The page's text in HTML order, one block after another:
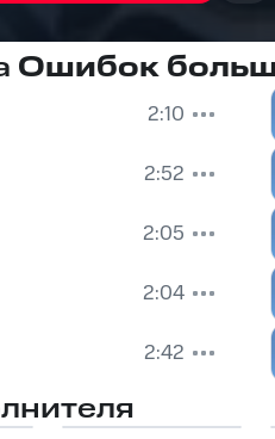
Ошибок
2:10
2:52
2:05
2:04
2:42